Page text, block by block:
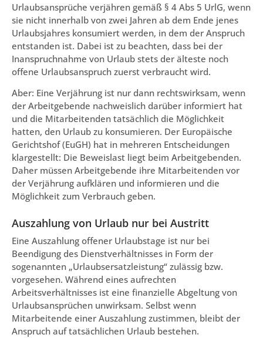
Urlaubsansprüche verjähren gemäß § 4 Abs 5 UrlG, wenn
sie nicht innerhalb von zwei Jahren ab dem Ende jenes
Urlaubsjahres konsumiert werden, in dem der Anspruch
entstanden ist. Dabei ist zu beachten, dass bei der
Inanspruchnahme von Urlaub stets der älteste noch
offene Urlaubsanspruch zuerst verbraucht wird.
Aber: Eine Verjährung ist nur dann rechtswirksam, wenn
der Arbeitgebende nachweislich darüber informiert hat
und die Mitarbeitenden tatsächlich die Möglichkeit
hatten, den Urlaub zu konsumieren. Der Europäische
Gerichtshof (EuGH) hat in mehreren Entscheidungen
klargestellt: Die Beweislast liegt beim Arbeitgebenden.
Daher müssen Arbeitgebende ihre Mitarbeitenden vor
der Verjährung aufklären und informieren und die
Möglichkeit zum Verbrauch geben.
Auszahlung von Urlaub nur bei Austritt
Eine Auszahlung offener Urlaubstage ist nur bei
Beendigung des Dienstverhältnisses in Form der
sogenannten „Urlaubsersatzleistung“ zulässig bzw.
vorgesehen. Während eines aufrechten
Arbeitsverhältnisses ist eine finanzielle Abgeltung von
Urlaubsansprüchen unwirksam. Selbst wenn
Mitarbeitende einer Auszahlung zustimmen, bleibt der
Anspruch auf tatsächlichen Urlaub bestehen.